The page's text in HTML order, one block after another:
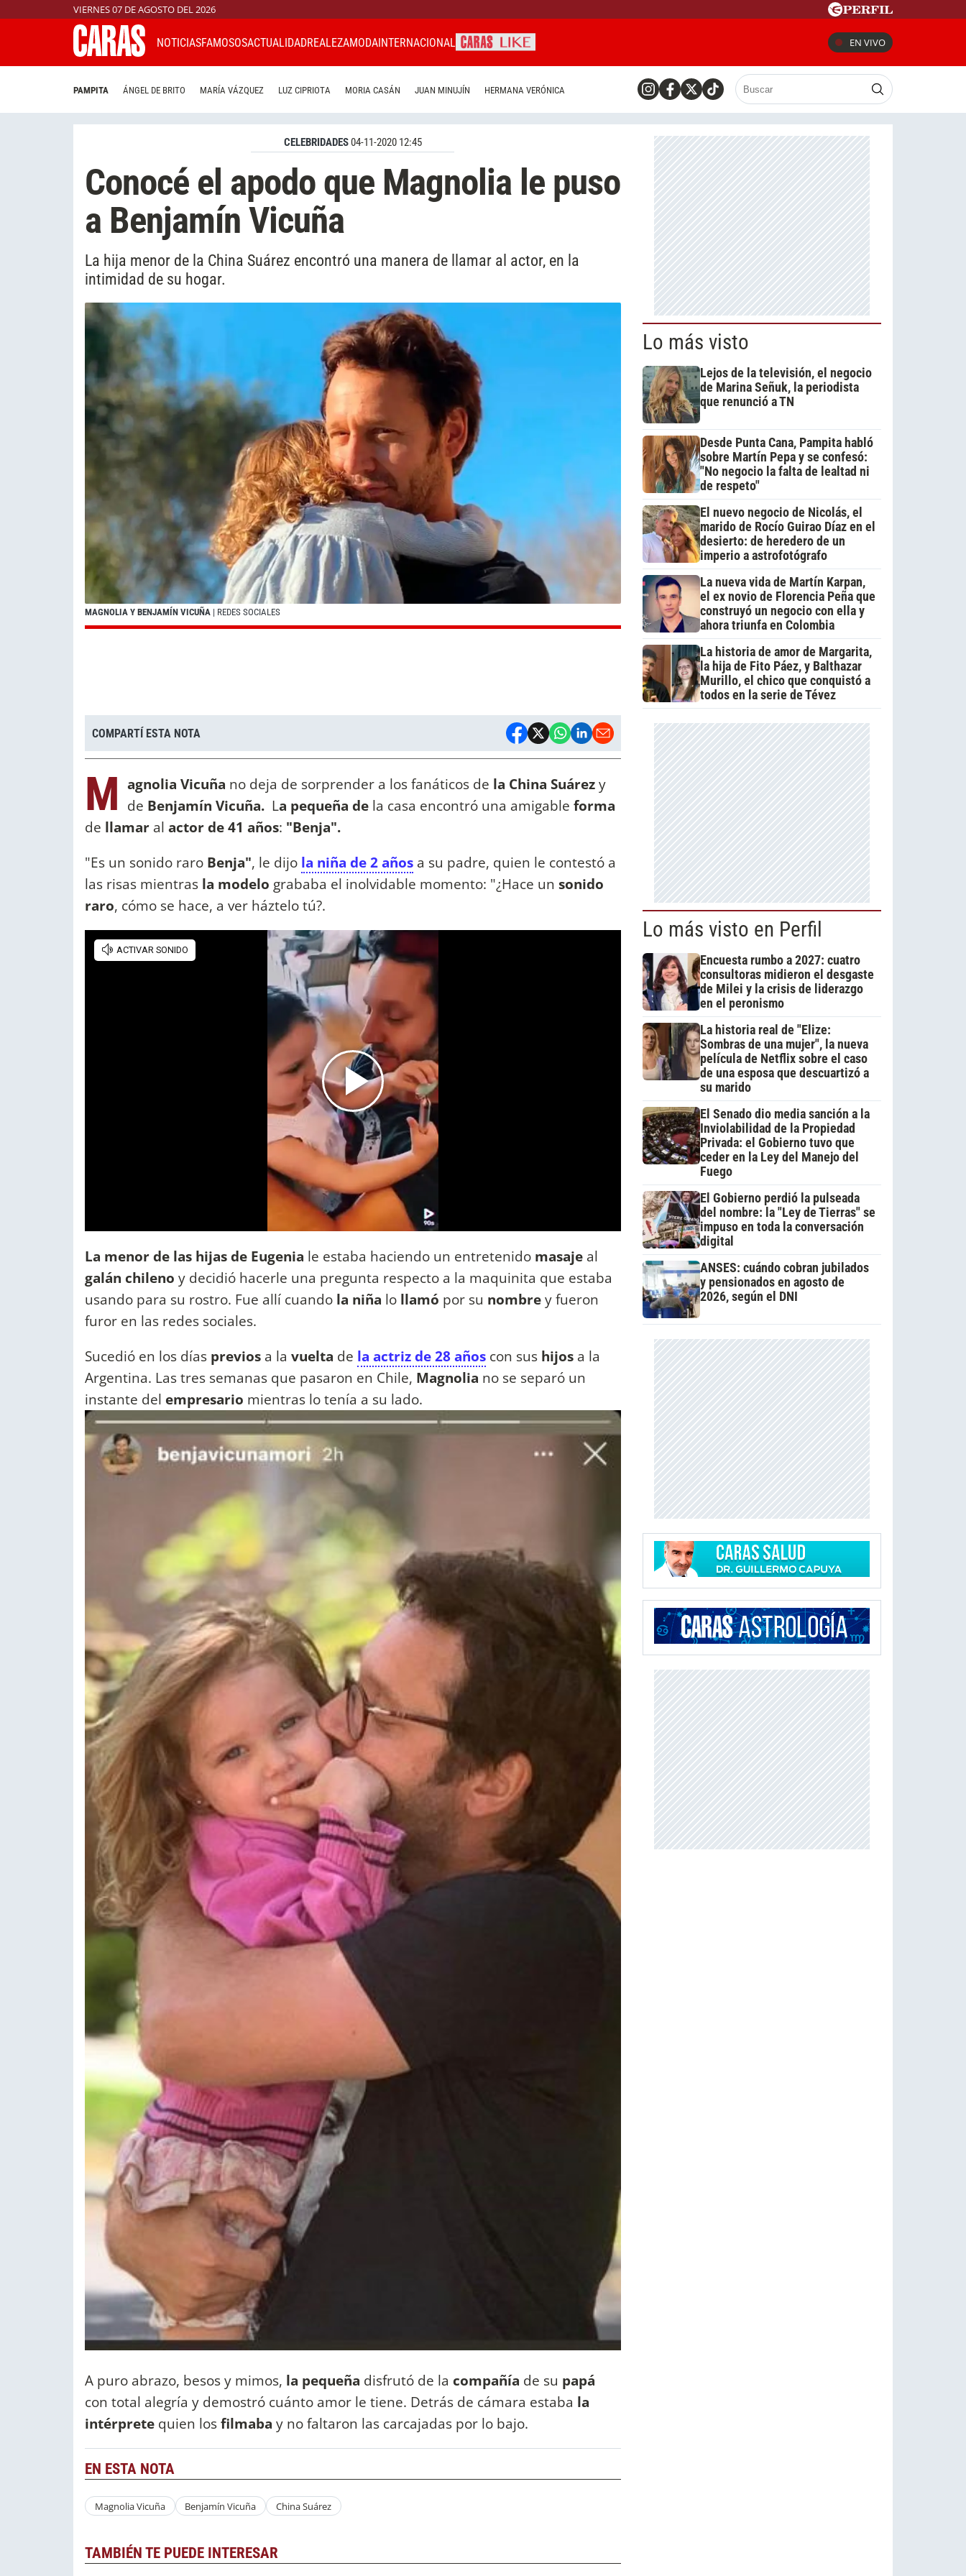
VIERNES 07 DE AGOSTO DEL 2026
NOTICIASFAMOSOSACTUALIDADREALEZAMODAINTERNACIONAL EN VIVO
PAMPITA ÁNGEL DE BRITO MARÍA VÁZQUEZ LUZ CIPRIOTA MORIA CASÁN JUAN MINUJÍN HERMANA VERÓNICA
CELEBRIDADES04-11-2020 12:45
Conocé el apodo que Magnolia le puso
a Benjamín Vicuña
La hija menor de la China Suárez encontró una manera de llamar al actor, en la
intimidad de su hogar.
MAGNOLIA Y BENJAMÍN VICUÑA | REDES SOCIALES
COMPARTÍ ESTA NOTA
M agnolia Vicuña no deja de sorprender a los fanáticos de la China Suárezy
de Benjamín Vicuña. La pequeña de la casa encontró una amigable forma
de llamar al actor de 41 años: "Benja".
"Es un sonido raro Benja", le dijo la niña de 2 años a su padre, quien le contestó a
las risas mientras la modelo grababa el inolvidable momento: "¿Hace un sonido
raro, cómo se hace, a ver háztelo tú?.
La menor de las hijas de Eugenia le estaba haciendo un entretenido masaje al
galán chileno y decidió hacerle una pregunta respecto a la maquinita que estaba
usando para su rostro. Fue allí cuando la niña lo llamó por su nombrey fueron
furor en las redes sociales.
Sucedió en los días previos a la vuelta de la actriz de 28 años con sus hijos a la
Argentina. Las tres semanas que pasaron en Chile, Magnolia no se separó un
instante del empresario mientras lo tenía a su lado.
A puro abrazo, besos y mimos, la pequeña disfrutó de la compañía de su papá
con total alegría y demostró cuánto amor le tiene. Detrás de cámara estaba la
intérprete quien losfilmaba y no faltaron las carcajadas por lo bajo.
EN ESTA NOTA
Magnolia Vicuña Benjamín Vicuña China Suárez
TAMBIÉN TE PUEDE INTERESAR
Lo más visto
Lejos de la televisión, el negocio
de Marina Señuk, la periodista
que renunció a TN
Desde Punta Cana, Pampita habló
sobre Martín Pepa y se confesó:
"No negocio la falta de lealtad ni
de respeto"
El nuevo negocio de Nicolás, el
marido de Rocío Guirao Díaz en el
desierto: de heredero de un
imperio a astrofotógrafo
La nueva vida de Martín Karpan,
el ex novio de Florencia Peña que
construyó un negocio con ella y
ahora triunfa en Colombia
La historia de amor de Margarita,
la hija de Fito Páez, y Balthazar
Murillo, el chico que conquistó a
todos en la serie de Tévez
Lo más visto en Perfil
Encuesta rumbo a 2027: cuatro
consultoras midieron el desgaste
de Milei y la crisis de liderazgo
en el peronismo
La historia real de "Elize:
Sombras de una mujer", la nueva
película de Netflix sobre el caso
de una esposa que descuartizó a
su marido
El Senado dio media sanción a la
Inviolabilidad de la Propiedad
Privada: el Gobierno tuvo que
ceder en la Ley del Manejo del
Fuego
El Gobierno perdió la pulseada
del nombre: la "Ley de Tierras" se
impuso en toda la conversación
digital
ANSES: cuándo cobran jubilados
y pensionados en agosto de
2026, según el DNI